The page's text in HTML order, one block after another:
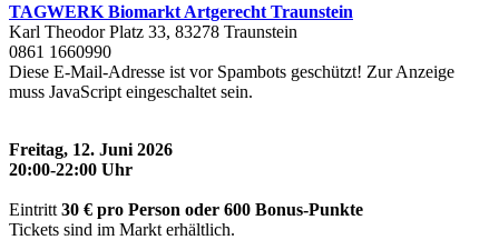
TAGWERK Biomarkt Artgerecht Traunstein
Karl Theodor Platz 33, 83278 Traunstein
0861 1660990
Diese E-Mail-Adresse ist vor Spambots geschützt! Zur Anzeige
muss JavaScript eingeschaltet sein.
Freitag, 12. Juni 2026
20:00-22:00 Uhr
Eintritt 30 € pro Person oder 600 Bonus-Punkte
Tickets sind im Markt erhältlich.